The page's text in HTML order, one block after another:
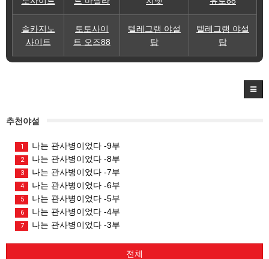
솔카지노
사이트
토토사이
트 오즈88
텔레그램 야설
탑
텔레그램 야설
탑
추천야설
1 나는 관사병이었다 -9부
2 나는 관사병이었다 -8부
3 나는 관사병이었다 -7부
4 나는 관사병이었다 -6부
5 나는 관사병이었다 -5부
6 나는 관사병이었다 -4부
7 나는 관사병이었다 -3부
전체